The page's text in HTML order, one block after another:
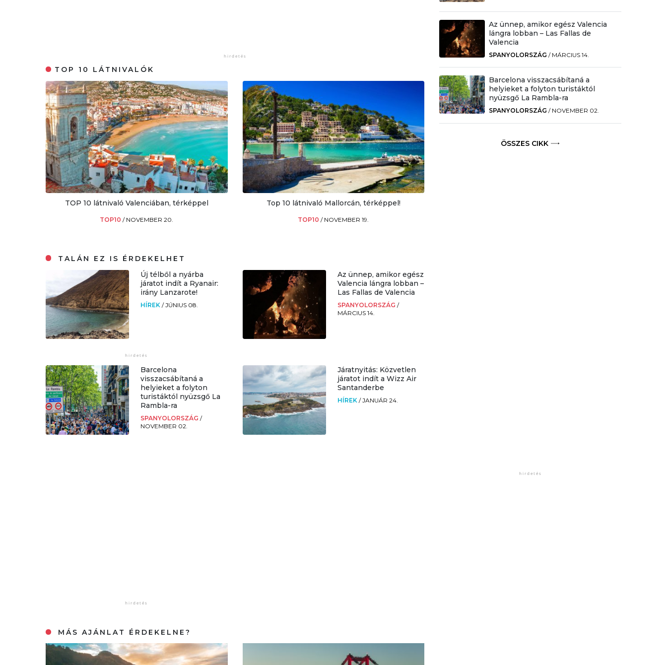
TOP 10 LÁTNIVALÓK
TOP 10 látnivaló Valenciában, térképpel
TOP10/ NOVEMBER 20.
Top 10 látnivaló Mallorcán, térképpel!
TOP10/ NOVEMBER 19.
TALÁN EZ IS ÉRDEKELHET
Új télből a nyárba
járatot indít a Ryanair:
irány Lanzarote!
HÍREK/JÚNIUS 08.
Az ünnep, amikor egész
Valencia lángra lobban –
Las Fallas de Valencia
SPANYOLORSZÁG /
MÁRCIUS 14.
Barcelona
visszacsábítaná a
helyieket a folyton
turistáktól nyüzsgő La
Rambla-ra
SPANYOLORSZÁG/
NOVEMBER 02.
Járatnyitás: Közvetlen
járatot indít a Wizz Air
Santanderbe
HÍREK /JANUÁR 24.
MÁS AJÁNLAT ÉRDEKELNE?
Az ünnep, amikor egész Valencia
lángra lobban – Las Fallas de
Valencia
SPANYOLORSZÁG / MÁRCIUS 14.
Barcelona visszacsábítaná a
helyieket a folyton turistáktól
nyüzsgő La Rambla-ra
SPANYOLORSZÁG / NOVEMBER 02.
ÖSSZES CIKK